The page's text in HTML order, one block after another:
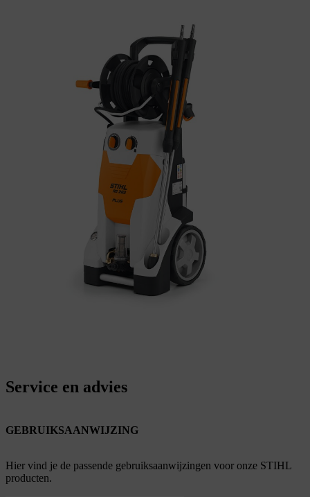
Service en advies
GEBRUIKSAANWIJZING
Hier vind je de passende gebruiksaanwijzingen voor onze STIHL
producten.